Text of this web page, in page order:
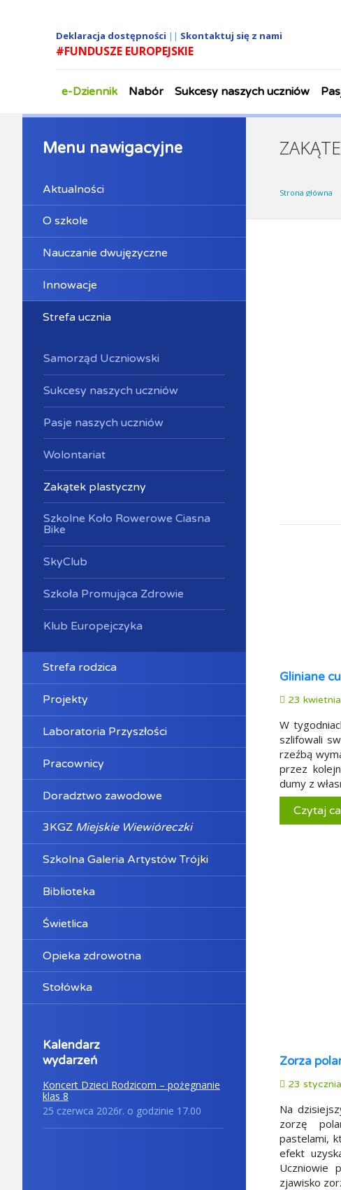
Deklaracja dostępności || Skontaktuj się z nami
#FUNDUSZE EUROPEJSKIE
e-Dziennik Nabór Sukcesy naszych uczniów
Menu nawigacyjne
Aktualności
O szkole
Nauczanie dwujęzyczne
Innowacje
Strefa ucznia
Samorząd Uczniowski
Sukcesy naszych uczniów
Pasje naszych uczniów
Wolontariat
Zakątek plastyczny
Szkolne Koło Rowerowe Ciasna
Bike
SkyClub
Szkoła Promująca Zdrowie
Klub Europejczyka
Strefa rodzica
Projekty
Laboratoria Przyszłości
Pracownicy
Doradztwo zawodowe
3KGZ Miejskie Wiewióreczki
Szkolna Galeria Artystów Trójki
Biblioteka
Świetlica
Opieka zdrowotna
Stołówka
Kalendarz
wydarzeń
Koncert Dzieci Rodzicom – pożegnanie
klas 8
25 czerwca 2026r. o godzinie 17.00
Strona główna
Gliniane
23
W
szlifowali
rzeźbą
przez
dumy z
Czytaj
Zorza
23
Na
zorzę
pastelami,
efekt
Uczniowie
zjawisko